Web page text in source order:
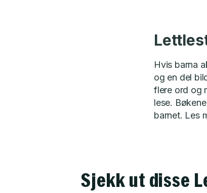
Hvis barna
og en del
flere ord og
lese.
barnet. Les
Sjekk ut disse